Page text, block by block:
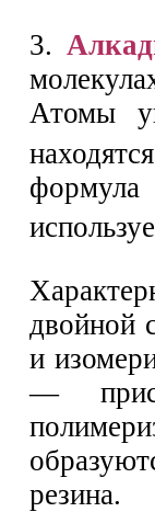
3.
Атомы
двойной
и
—
резина.